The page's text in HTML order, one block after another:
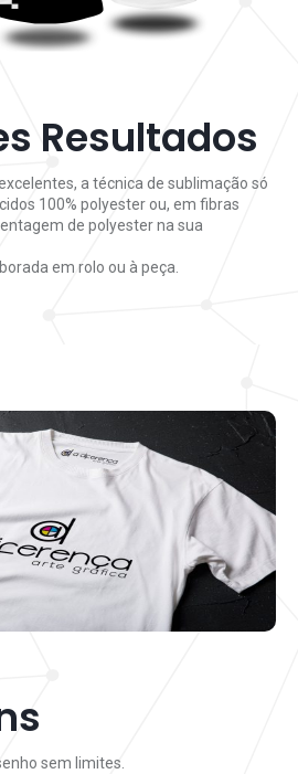
Resultados
a técnica de sublimação só
100% polyester ou, em fibras
de polyester na sua
em rolo ou à peça.
sem limites.